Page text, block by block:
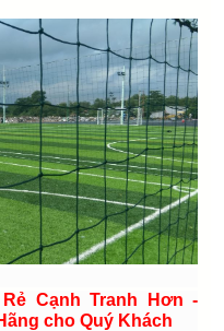
Cạnh Tranh Hơn -
cho Quý Khách